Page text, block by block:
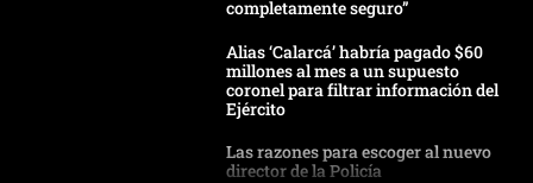
completamente seguro”
Alias ‘Calarcá’ habría pagado $60
millones al mes a un supuesto
coronel para filtrar información del
Ejército
Las razones para escoger al nuevo
director de la Policía